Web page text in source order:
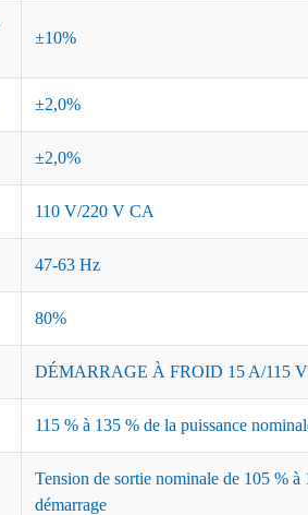
±10%
±2,0%
±2,0%
110 V/220 V CA
47-63 Hz
80%
DÉMARRAGE À FROID 15 A/115
115 % à 135 % de la puissance
Tension de sortie nominale de 105 %
démarrage